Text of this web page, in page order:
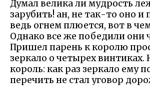
Думал велика ли мудрость
зарубить! ан, не так-то оно и
ведь огнем плюется, вот в
Однако все же победили они
Пришел парень к королю
зеркало о четырех винтиках.
король: как раз зеркало ему
перечить не стал уговор